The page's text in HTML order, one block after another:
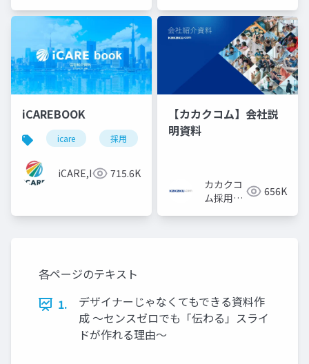
iCAREBOOK
icare 採用 カルチャーデック
iCARE,Inc 715.6K
【カカクコム】会社説
明資料
カカクコ
ム採用担
656K
各ページのテキスト
1.
デザイナーじゃなくてもできる資料作
成 〜センスゼロでも「伝わる」スライ
ドが作れる理由〜